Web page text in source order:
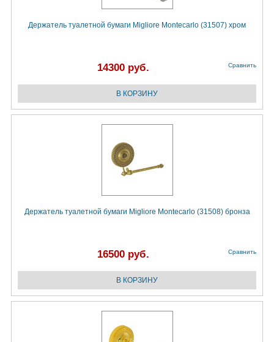
Держатель туалетной бумаги Migliore Montecarlo (31507) хром
14300 руб. Сравнить
Держатель туалетной бумаги Migliore Montecarlo (31508) бронза
16500 руб. Сравнить